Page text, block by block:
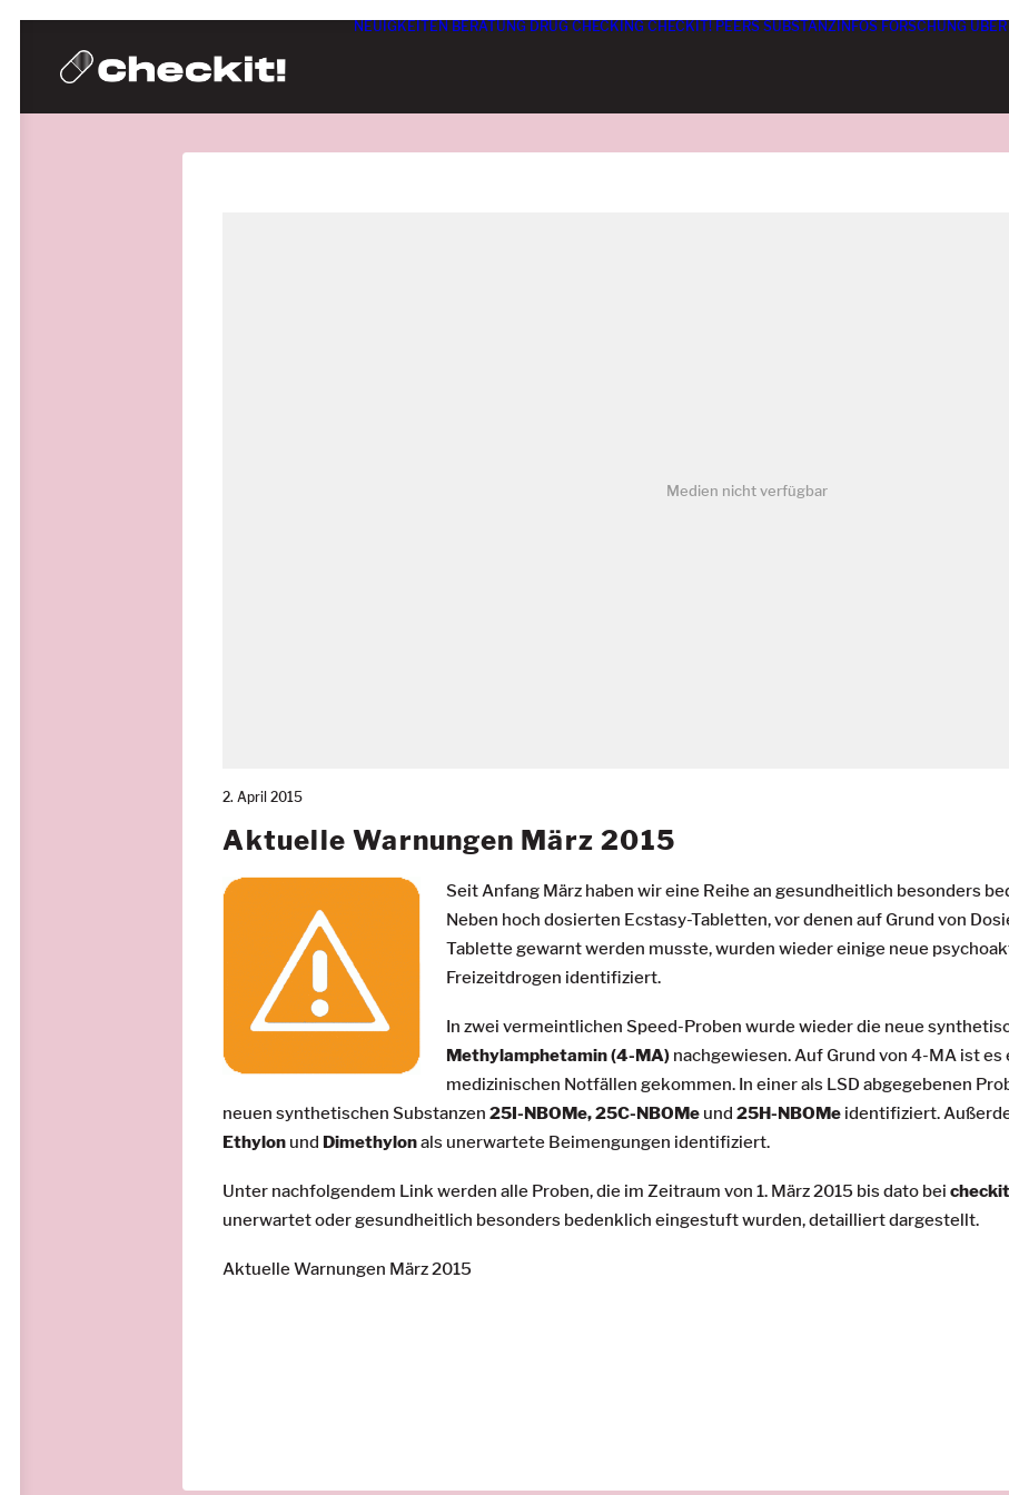
NEUIGKEITEN BERATUNG DRUG CHECKING CHECKIT! PEERS SUBSTANZINFOS FORSCHUNG
Medien nicht verfügbar
2. April 2015
Aktuelle Warnungen März 2015
Seit Anfang März haben wir eine Reihe an gesundheitlich besonders
Neben hoch dosierten Ecstasy-Tabletten, vor denen auf Grund von
Tablette gewarnt werden musste, wurden wieder einige neue
Freizeitdrogen identifiziert.
In zwei vermeintlichen Speed-Proben wurde wieder die neue
Methylamphetamin (4-MA) nachgewiesen. Auf Grund von 4-MA ist
medizinischen Notfällen gekommen. In einer als LSD abgegebenen
neuen synthetischen Substanzen25I-NBOMe, 25C-NBOMe und25H-NBOMe identifiziert.
Ethylon und Dimethylonals unerwartete Beimengungen identifiziert.
Unter nachfolgendem Link werden alle Proben, die im Zeitraum von 1. März 2015 bis dato bei
unerwartet oder gesundheitlich besonders bedenklich eingestuft wurden, detailliert dargestellt.
Aktuelle Warnungen März 2015